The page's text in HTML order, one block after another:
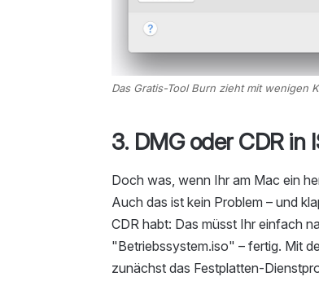
Das Gratis-Tool Burn zieht mit wenigen
3. DMG oder CDR in
Doch was, wenn Ihr am Mac ein
Auch das ist kein Problem – und
CDR habt: Das müsst Ihr einfach
"Betriebssystem.iso" – fertig. Mit
zunächst das Festplatten-